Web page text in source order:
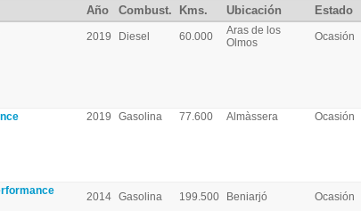
Año Combust. Kms. Ubicación Estado
2019 Diesel 60.000
Aras de los
Olmos
Ocasión
2019 Gasolina 77.600 Almàssera Ocasión
2014 Gasolina 199.500 Beniarjó Ocasión